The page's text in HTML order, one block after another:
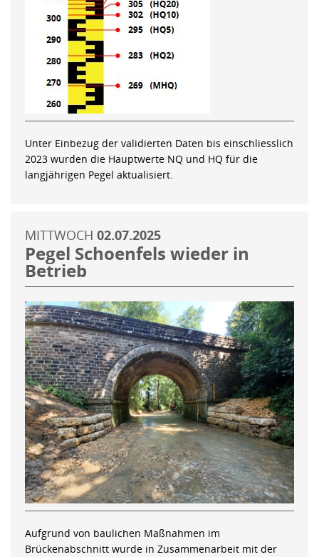
Unter Einbezug der validierten Daten bis einschliesslich
2023 wurden die Hauptwerte NQ und HQ für die
langjährigen Pegel aktualisiert.
MITTWOCH 02.07.2025
Pegel Schoenfels wieder in
Betrieb
Aufgrund von baulichen Maßnahmen im
Brückenabschnitt wurde in Zusammenarbeit mit der